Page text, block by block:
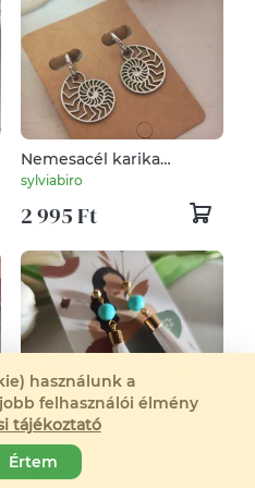
Nemesacél karika
fülbevaló csiga medállal –
elegáns tengeri stílus!
sylviabiro
2 995 Ft
Egyedi fehér rojtos-türkiz
használunk a
felhasználói élmény
tájékoztató
Értem